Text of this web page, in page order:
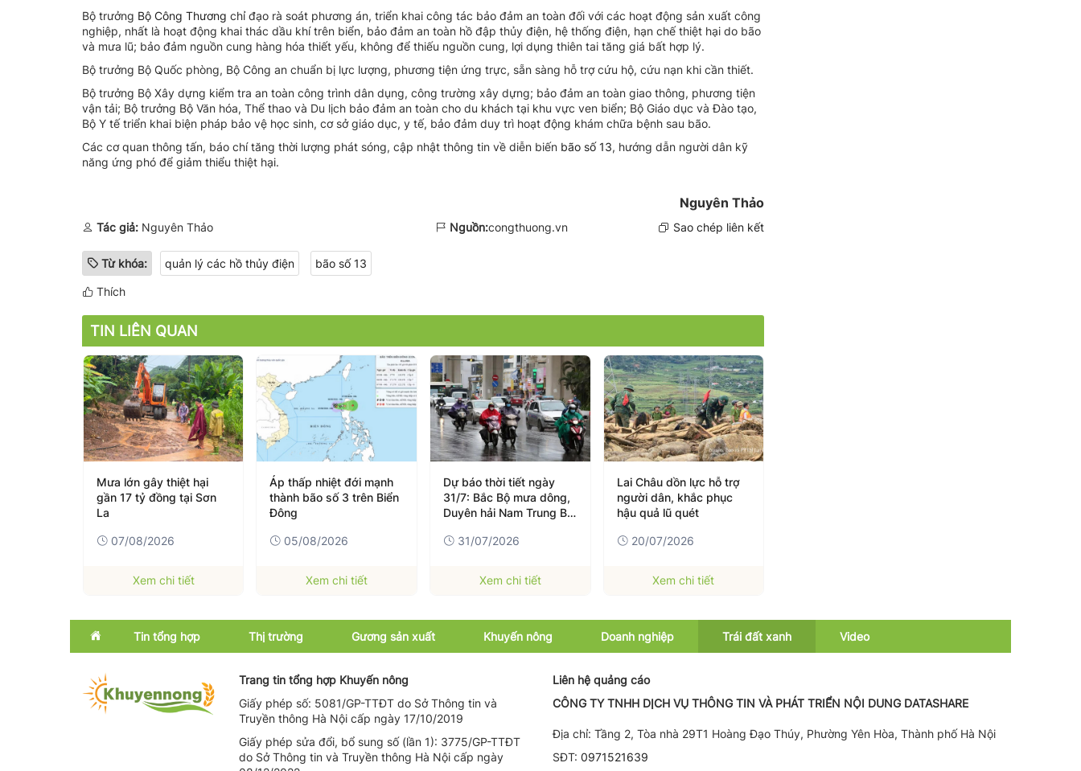
Bộ trưởng Bộ Công Thương chỉ đạo rà soát phương án, triển khai công tác bảo đảm an toàn đối với các hoạt động sản xuất công
nghiệp, nhất là hoạt động khai thác dầu khí trên biển, bảo đảm an toàn hồ đập thủy điện, hệ thống điện, hạn chế thiệt hại do bão
và mưa lũ; bảo đảm nguồn cung hàng hóa thiết yếu, không để thiếu nguồn cung, lợi dụng thiên tai tăng giá bất hợp lý.
Bộ trưởng Bộ Quốc phòng, Bộ Công an chuẩn bị lực lượng, phương tiện ứng trực, sẵn sàng hỗ trợ cứu hộ, cứu nạn khi cần thiết.
Bộ trưởng Bộ Xây dựng kiểm tra an toàn công trình dân dụng, công trường xây dựng; bảo đảm an toàn giao thông, phương tiện
vận tải; Bộ trưởng Bộ Văn hóa, Thể thao và Du lịch bảo đảm an toàn cho du khách tại khu vực ven biển; Bộ Giáo dục và Đào tạo,
Bộ Y tế triển khai biện pháp bảo vệ học sinh, cơ sở giáo dục, y tế, bảo đảm duy trì hoạt động khám chữa bệnh sau bão.
Các cơ quan thông tấn, báo chí tăng thời lượng phát sóng, cập nhật thông tin về diễn biến bão số 13, hướng dẫn người dân kỹ
năng ứng phó để giảm thiểu thiệt hại.
Nguyên Thảo
Tác giả: Nguyên Thảo Nguồn:congthuong.vn Sao chép liên kết
Từ khóa: quản lý các hồ thủy điện bão số 13
Thích
TIN LIÊN QUAN
Mưa lớn gây thiệt hại
gần 17 tỷ đồng tại Sơn
La
07/08/2026
Xem chi tiết
Áp thấp nhiệt đới mạnh
thành bão số 3 trên Biển
Đông
05/08/2026
Xem chi tiết
Dự báo thời tiết ngày
31/7: Bắc Bộ mưa dông,
Duyên hải Nam Trung Bộ
31/07/2026
Xem chi tiết
Lai Châu dồn lực hỗ trợ
người dân, khắc phục
hậu quả lũ quét
20/07/2026
Xem chi tiết
Tin tổng hợp
Emagazine
Thị trường
Trong nước
Quốc tế
Gương sản xuất Khuyến nông Doanh nghiệp Trái đất xanh Video
Trang tin tổng hợp Khuyến nông
Giấy phép số: 5081/GP-TTĐT do Sở Thông tin và
Truyền thông Hà Nội cấp ngày 17/10/2019
Giấy phép sửa đổi, bổ sung số (lần 1): 3775/GP-TTĐT
do Sở Thông tin và Truyền thông Hà Nội cấp ngày
Liên hệ quảng cáo
CÔNG TY TNHH DỊCH VỤ THÔNG TIN VÀ PHÁT TRIỂN NỘI DUNG DATASHARE
Địa chỉ: Tầng 2, Tòa nhà 29T1 Hoàng Đạo Thúy, Phường Yên Hòa, Thành phố Hà Nội
SĐT: 0971521639